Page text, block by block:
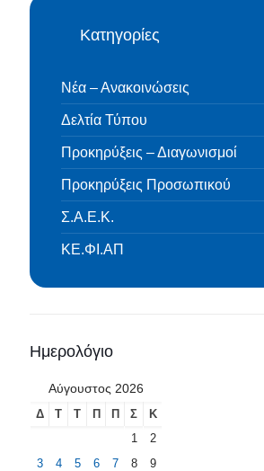
Κατηγορίες
Νέα – Ανακοινώσεις
Δελτία Τύπου
Προκηρύξεις – Διαγωνισμοί
Προκηρύξεις Προσωπικού
Σ.Α.Ε.Κ.
ΚΕ.ΦΙ.ΑΠ
Ημερολόγιο
Αύγουστος 2026
Δ Τ Τ Π Π Σ
Κ
1
2
3
4 5 6 7 8
9